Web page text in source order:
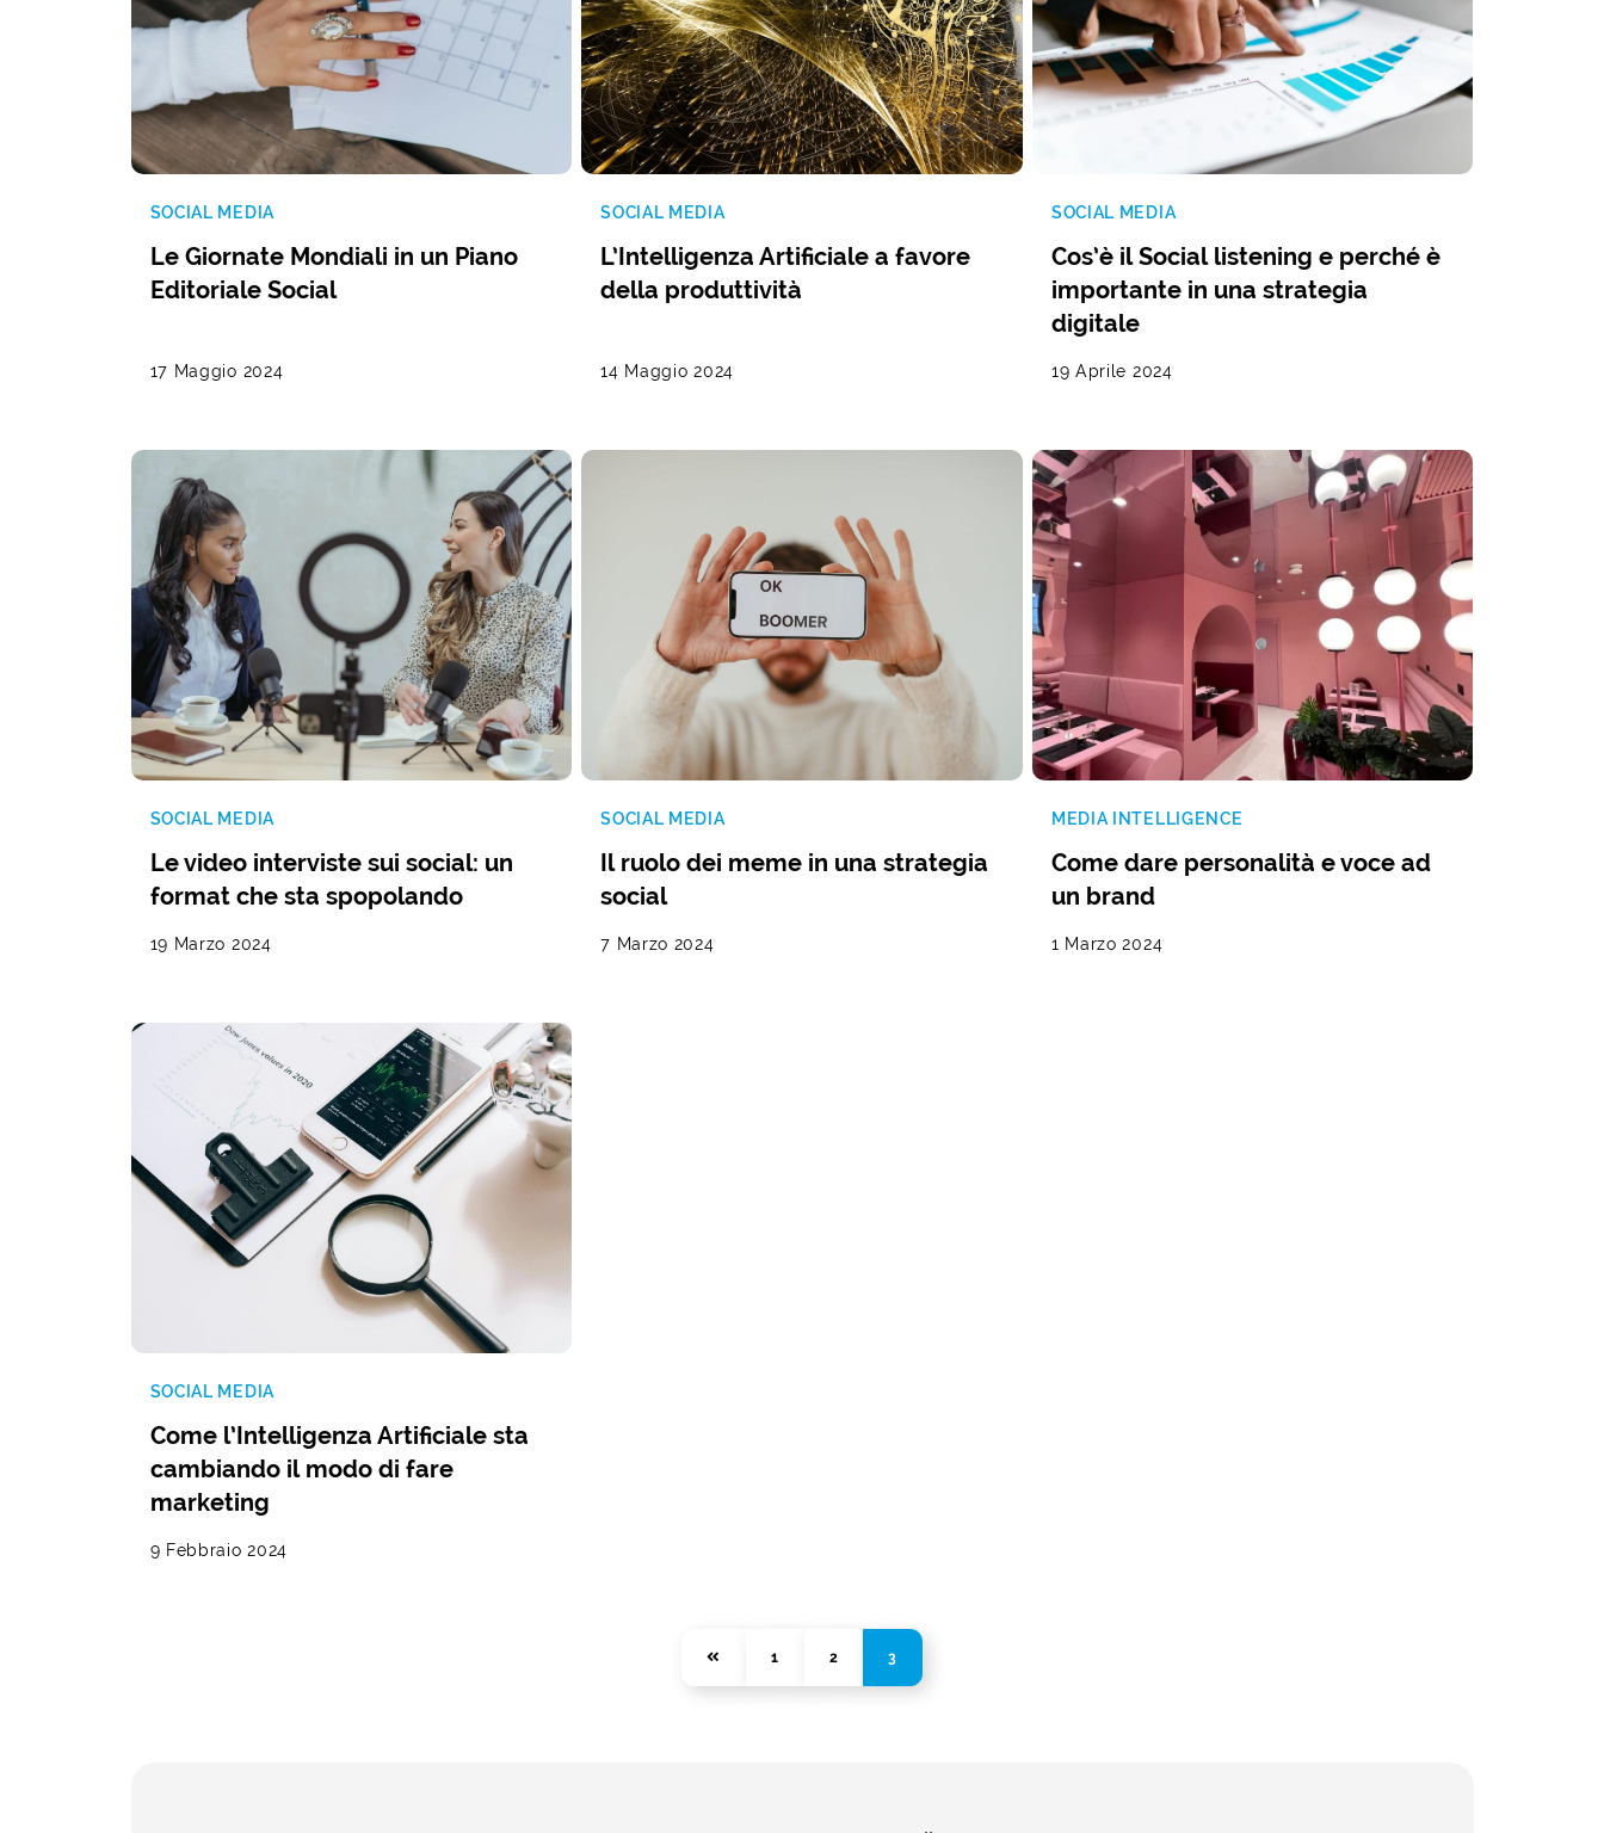
SOCIAL MEDIA
Le Giornate Mondiali in un Piano
Editoriale Social
17 Maggio 2024
SOCIAL MEDIA
L’Intelligenza Artificiale a favore
della produttività
14 Maggio 2024
SOCIAL MEDIA
Cos’è il Social listening e perché è
importante in una strategia
digitale
19 Aprile 2024
SOCIAL MEDIA
Le video interviste sui social: un
format che sta spopolando
19 Marzo 2024
SOCIAL MEDIA
Il ruolo dei meme in una strategia
social
7 Marzo 2024
MEDIA INTELLIGENCE
Come dare personalità e voce ad
un brand
1 Marzo 2024
SOCIAL MEDIA
Come l’Intelligenza Artificiale sta
cambiando il modo di fare
marketing
9 Febbraio 2024
1 2 3